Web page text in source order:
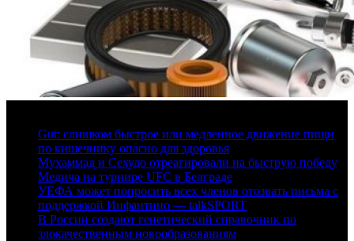
Gut: слишком быстрое или медленное движение пищи
по кишечнику опасно для здоровья
Мухаммад и Сехудо отреагировали на быструю победу
Медича на турнире UFC в Белграде
УЕФА может попросить всех членов отозвать письма с
поддержкой Инфантино — talkSPORT
В России создают генетический справочник по
злокачественным новообразованиям